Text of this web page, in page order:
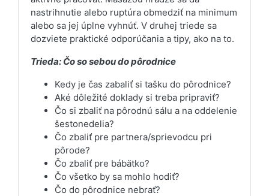
nastrihnutie alebo ruptúra obmedziť na minimum
alebo sa jej úplne vyhnúť. V druhej triede sa
dozviete praktické odporúčania a tipy, ako na to.
Trieda: Čo so sebou do pôrodnice
Kedy je čas zabaliť si tašku do pôrodnice?
Aké dôležité doklady si treba pripraviť?
Čo si zbaliť na pôrodnú sálu a na oddelenie
šestonedelia?
Čo zbaliť pre partnera/sprievodcu pri
pôrode?
Čo zbaliť pre bábätko?
Čo všetko by sa mohlo hodiť?
Čo do pôrodnice nebrať?